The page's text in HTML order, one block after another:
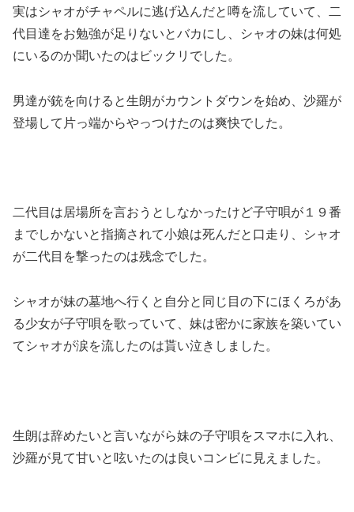
実はシャオがチャペルに逃げ込んだと噂を流していて、二
代目達をお勉強が足りないとバカにし、シャオの妹は何処
にいるのか聞いたのはビックリでした。
男達が銃を向けると生朗がカウントダウンを始め、沙羅が
登場して片っ端からやっつけたのは爽快でした。
二代目は居場所を言おうとしなかったけど子守唄が１９番
までしかないと指摘されて小娘は死んだと口走り、シャオ
が二代目を撃ったのは残念でした。
シャオが妹の墓地へ行くと自分と同じ目の下にほくろがあ
る少女が子守唄を歌っていて、妹は密かに家族を築いてい
てシャオが涙を流したのは貰い泣きしました。
生朗は辞めたいと言いながら妹の子守唄をスマホに入れ、
沙羅が見て甘いと呟いたのは良いコンビに見えました。